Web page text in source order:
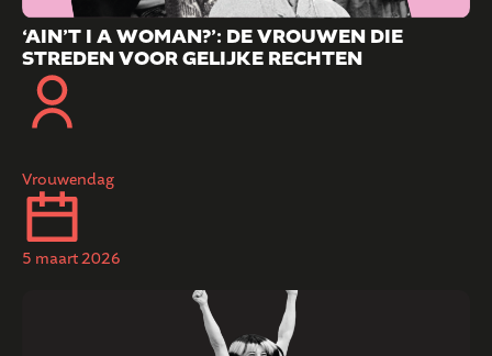
‘AIN’T I A WOMAN?’: DE VROUWEN DIE
STREDEN VOOR GELIJKE RECHTEN
Vrouwendag
5 maart 2026